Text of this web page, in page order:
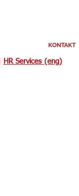
KONTAKT
HR Services (eng)